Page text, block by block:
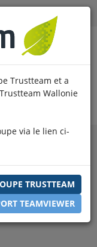
Trustteam et a
Wallonie
via le lien ci-
TRUSTTEAM
TEAMVIEWER